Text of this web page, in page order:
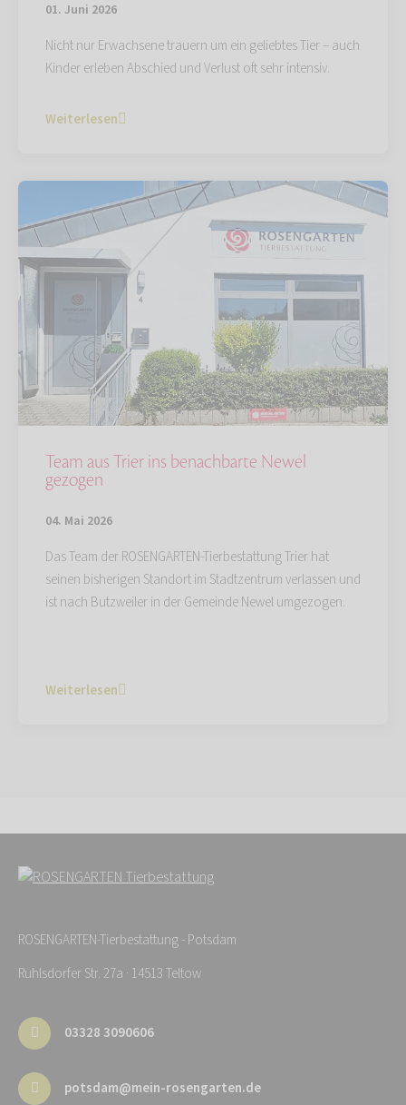
01. Juni 2026
Nicht nur Erwachsene trauern um ein geliebtes Tier – auch
Kinder erleben Abschied und Verlust oft sehr intensiv.
Weiterlesen
Team aus Trier ins benachbarte Newel
gezogen
04. Mai 2026
Das Team der ROSENGARTEN-Tierbestattung Trier hat
seinen bisherigen Standort im Stadtzentrum verlassen und
ist nach Butzweiler in der Gemeinde Newel umgezogen.
Weiterlesen
ROSENGARTEN-Tierbestattung - Potsdam
Ruhlsdorfer Str. 27a · 14513 Teltow
03328 3090606
potsdam@mein-rosengarten.de